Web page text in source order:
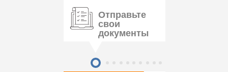
Отправьте
свои
документы